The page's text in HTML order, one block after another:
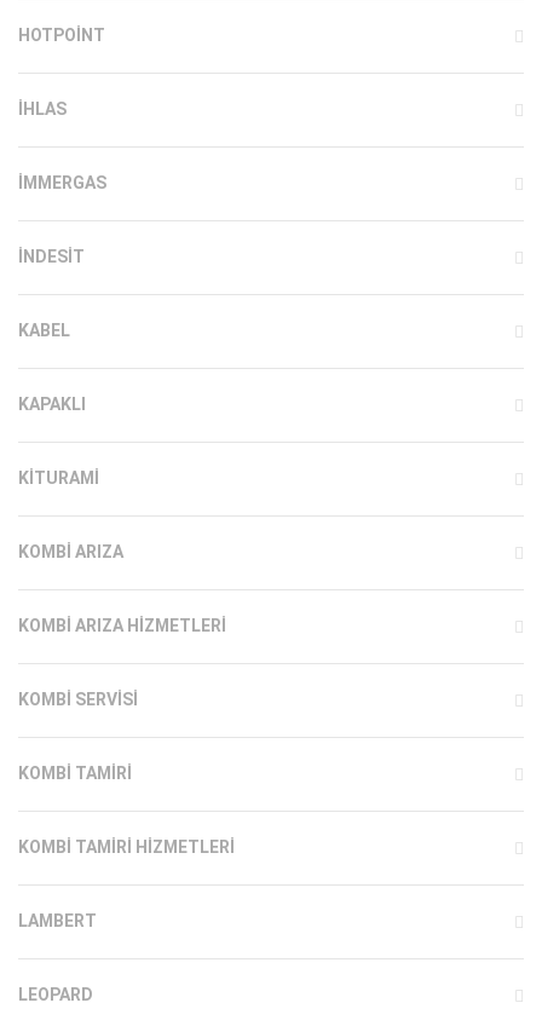
HOTPOINT
IHLAS
İMMERGAS
INDESIT
KABEL
KAPAKLI
KITURAMI
KOMBI ARIZA
KOMBI ARIZA HIZMETLERI
KOMBI SERVISI
KOMBI TAMIRI
KOMBI TAMIRI HIZMETLERI
LAMBERT
LEOPARD